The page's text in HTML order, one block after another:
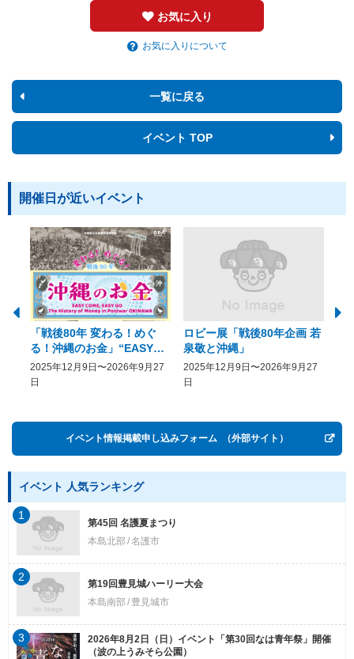
お気に入り
お気に入りについて
一覧に戻る
イベント TOP
開催日が近いイベント
「戦後80年 変わる！めぐ
る！沖縄のお金」“EASY
COME, EASY GO － The
History of Money in
2025年12月9日〜2026年9月27
日
ロビー展「戦後80年企画 若
泉敬と沖縄」
2025年12月9日〜2026年9月27
日
イベント情報掲載申し込みフォーム （外部サイト）
イベント 人気ランキング
第45回 名護夏まつり
本島北部 名護市
1
第19回豊見城ハーリー大会
本島南部
豊見城市
2
2026年8月2日（日）イベント「第30回なは青年祭」開催
（波の上うみそら公園）
3